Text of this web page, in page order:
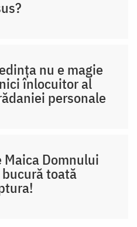
nu e magie
înlocuitor al
personale
Maica Domnului
bucură toată